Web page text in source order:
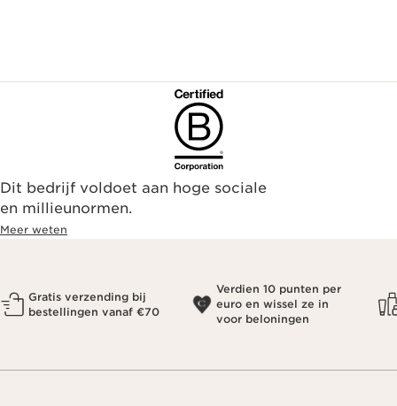
Dit bedrijf voldoet aan hoge sociale
en millieunormen.
Meer weten
Gratis verzending bij
bestellingen vanaf €70
Verdien 10 punten per
euro en wissel ze in
voor beloningen